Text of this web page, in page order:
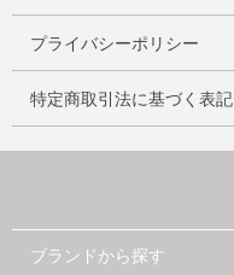
プライバシーポリシー
特定商取引法に基づく表記
ブランドから探す